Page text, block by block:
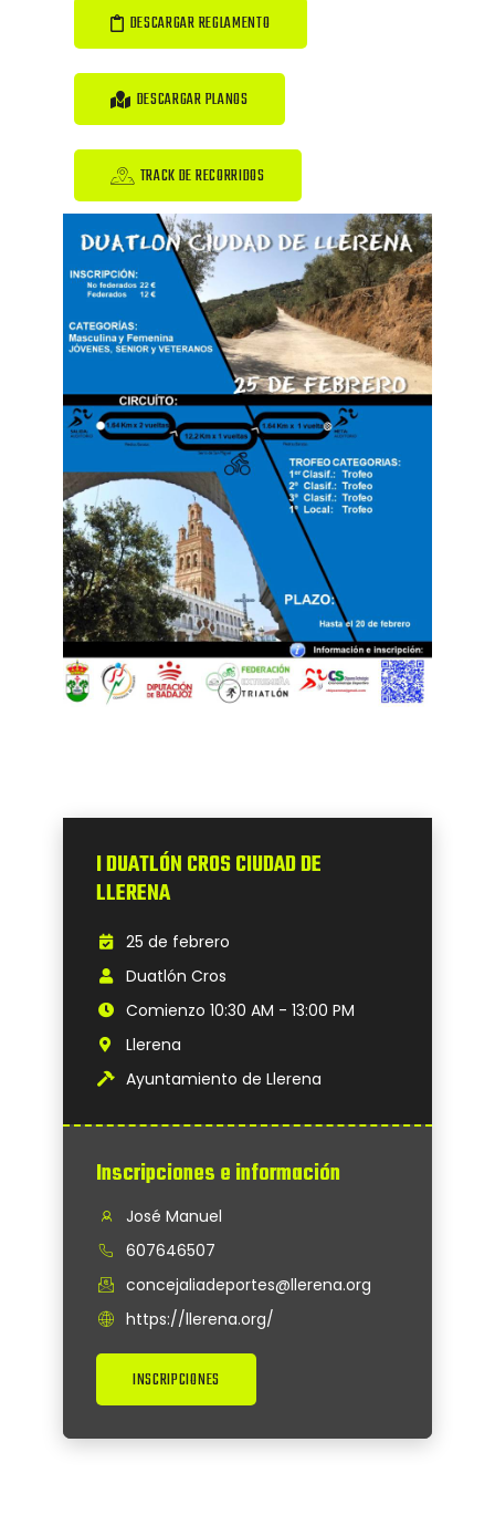
DESCARGAR REGLAMENTO
DESCARGAR PLANOS
TRACK DE RECORRIDOS
I DUATLÓN CROS CIUDAD DE
LLERENA
25 de febrero
Duatlón Cros
Comienzo 10:30 AM - 13:00 PM
Llerena
Ayuntamiento de Llerena
Inscripciones e información
José Manuel
607646507
concejaliadeportes@llerena.org
https://llerena.org/
INSCRIPCIONES